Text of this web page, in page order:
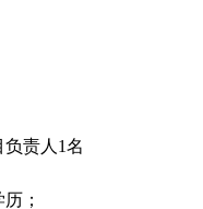
责人1名
；